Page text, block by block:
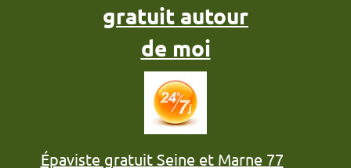
gratuit autour
de moi
Épaviste gratuit Seine et Marne 77